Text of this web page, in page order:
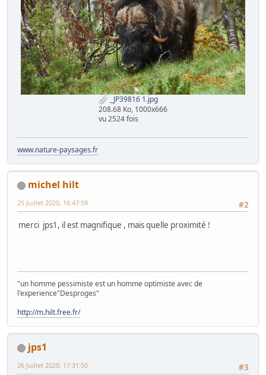
_JP39816 1.jpg
208.68 Ko, 1000x666
vu 2524 fois
www.nature-paysages.fr
michel hilt
#2
25 Juillet 2020, 16:47:59
merci jps1, il est magnifique , mais quelle proximité !
"un homme pessimiste est un homme optimiste avec de
l'experience"Desproges"
http://m.hilt.free.fr/
jps1
#3
26 Juillet 2020, 17:31:50